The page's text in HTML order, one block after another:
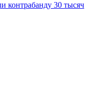
контрабанду 30 тысяч